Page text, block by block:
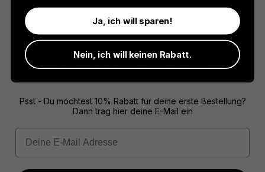
den Punkt bringen – veredelt mit dem Label Rouge, einem Garant
für Qualität und Herkunft.
10% RABATT FÜR DICH!
Psst - Du möchtest 10% Rabatt für deine erste Bestellung?
Dann trag hier deine E-Mail ein
Email
Ja, ich will sparen!
Nein, ich will keinen Rabatt.